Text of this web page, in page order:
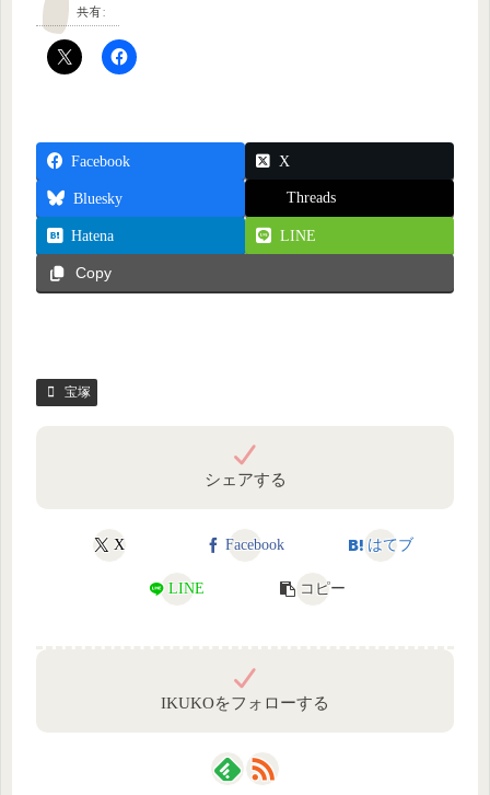
共有:
Facebook X
Bluesky Threads
Hatena LINE
Copy
宝塚
シェアする
X Facebook はてブ
LINE コピー
IKUKOをフォローする